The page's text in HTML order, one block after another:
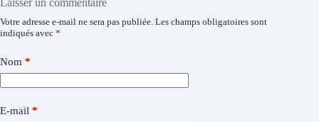
Laisser un commentaire
Votre adresse e-mail ne sera pas publiée. Les champs obligatoires sont
indiqués avec *
Nom *
E-mail *